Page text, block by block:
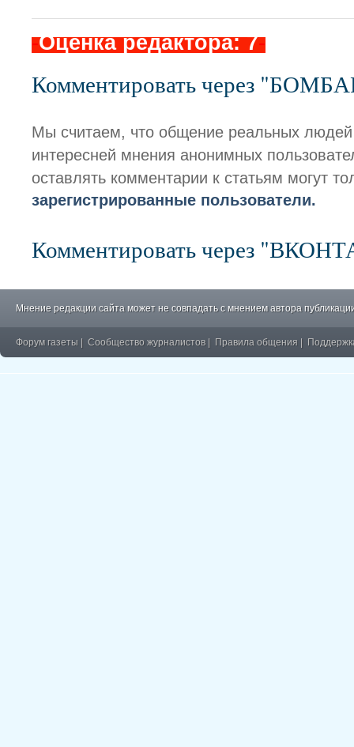
-Оценка редактора: 7-
Комментировать через
Мы считаем, что общение реальных
интересней мнения анонимных
оставлять комментарии к статьям могут
зарегистрированные пользователи.
Комментировать через
Мнение редакции сайта может не совпадать с мнением автора
Форум газеты Сообщество журналистов Правила общения
�